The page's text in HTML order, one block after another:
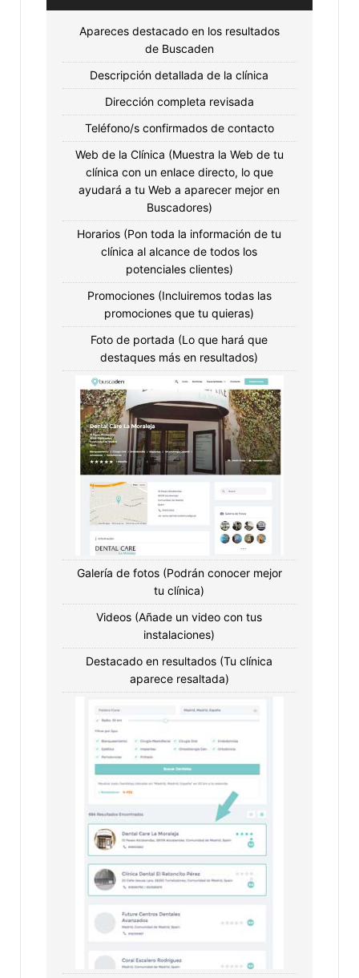
Apareces destacado en los resultados
de Buscaden
Descripción detallada de la clínica
Dirección completa revisada
Teléfono/s confirmados de contacto
Web de la Clínica (Muestra la Web de tu
clínica con un enlace directo, lo que
ayudará a tu Web a aparecer mejor en
Buscadores)
Horarios (Pon toda la información de tu
clínica al alcance de todos los
potenciales clientes)
Promociones (Incluiremos todas las
promociones que tu quieras)
Foto de portada (Lo que hará que
destaques más en resultados)
Galería de fotos (Podrán conocer mejor
tu clínica)
Videos (Añade un video con tus
instalaciones)
Destacado en resultados (Tu clínica
aparece resaltada)